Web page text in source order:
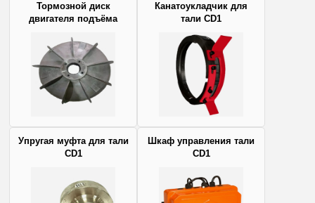
Тормозной диск
двигателя подъёма
Канатоукладчик для
тали CD1
Упругая муфта для тали
CD1
Шкаф управления тали
CD1